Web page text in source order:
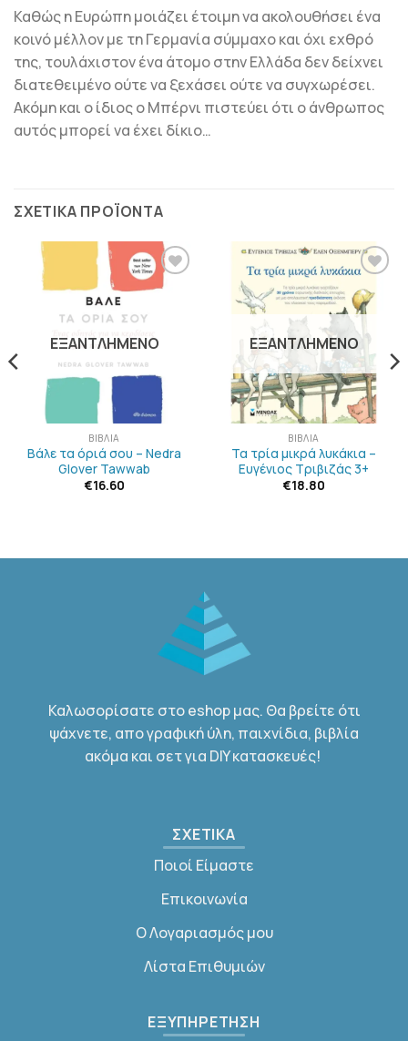
Καθώς η Ευρώπη μοιάζει έτοιμη να ακολουθήσει ένα
κοινό μέλλον με τη Γερμανία σύμμαχο και όχι εχθρό
της, τουλάχιστον ένα άτομο στην Ελλάδα δεν δείχνει
διατεθειμένο ούτε να ξεχάσει ούτε να συγχωρέσει.
Ακόμη και ο ίδιος ο Μπέρνι πιστεύει ότι ο άνθρωπος
αυτός μπορεί να έχει δίκιο…
ΣΧΕΤΙΚΆ ΠΡΟΪΌΝΤΑ
ΠΡΟΣΘΉΚΗ
ΛΊΣΤΑ
ΕΞΑΝΤΛΗΜΈΝΟ
ΒΙΒΛΊΑ
Βάλε τα όριά σου – Nedra
Glover Tawwab
€16.60
ΠΡΟΣΘΉΚΗ
ΣΤΗΝ
ΛΊΣΤΑ
ΕΠΙΘΥΜΙΏΝ
ΕΞΑΝΤΛΗΜΈΝΟ
ΒΙΒΛΊΑ
Τα τρία μικρά λυκάκια –
Ευγένιος Τριβιζάς 3+
€18.80
Καλωσορίσατε στο eshop μας. Θα βρείτε ότι
ψάχνετε, απο γραφική ύλη, παιχνίδια, βιβλία
ακόμα και σετ για DIY κατασκευές!
ΣΧΕΤΙΚΑ
Ποιοί Είμαστε
Επικοινωνία
Ο Λογαριασμός μου
Λίστα Επιθυμιών
ΕΞΥΠΗΡΕΤΗΣΗ